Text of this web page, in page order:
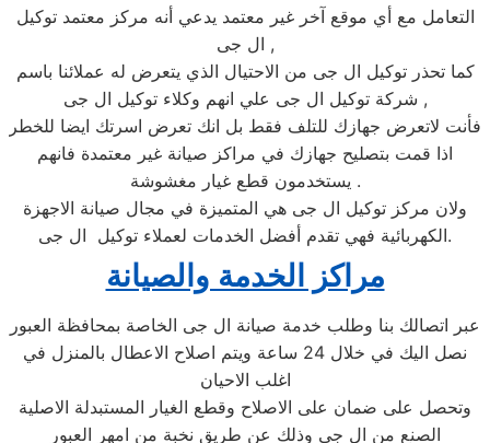
التعامل مع أي موقع آخر غير معتمد يدعي أنه مركز معتمد توكيل
ال جى ,
كما تحذر توكيل ال جى من الاحتيال الذي يتعرض له عملائنا باسم
شركة توكيل ال جى علي انهم وكلاء توكيل ال جى ,
فأنت لاتعرض جهازك للتلف فقط بل انك تعرض اسرتك ايضا للخطر
اذا قمت بتصليح جهازك في مراكز صيانة غير معتمدة فانهم
يستخدمون قطع غيار مغشوشة .
ولان مركز توكيل ال جى هي المتميزة في مجال صيانة الاجهزة
الكهربائية فهي تقدم أفضل الخدمات لعملاء توكيل ال جى.
مراكز الخدمة والصيانة
عبر اتصالك بنا وطلب خدمة صيانة ال جى الخاصة بمحافظة العبور
نصل اليك في خلال 24 ساعة ويتم اصلاح الاعطال بالمنزل في
اغلب الاحيان
وتحصل على ضمان على الاصلاح وقطع الغيار المستبدلة الاصلية
الصنع من ال جى وذلك عن طريق نخبة من امهر العبور